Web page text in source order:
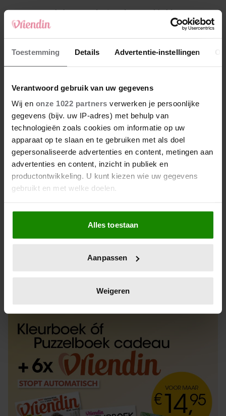
Toestemming Details Advertentie-instellingen
Verantwoord gebruik van uw gegevens
Wij en onze 1022 partners verwerken je persoonlijke
gegevens (bijv. uw IP-adres) met behulp van
technologieën zoals cookies om informatie op uw
apparaat op te slaan en te gebruiken met als doel
gepersonaliseerde advertenties en content, metingen aan
advertenties en content, inzicht in publiek en
productontwikkeling. U kunt kiezen wie uw gegevens
gebruikt en met welke doelen.
Als u het toestaat, willen we ook graag:
Informatie verzamelen over uw geografische
locatie, die tot een paar meter nauwkeurig kan zijn
scannen op specifieke eigenschappen (fingerprinting)
verwerkt en stel uw voorkeuren in het
intrekken in de Cookieverklaring.
We gebruiken cookies om content en advertenties te
personaliseren, om functies voor social media te bieden
en om ons websiteverkeer te analyseren. Ook delen we
informatie over uw gebruik van onze site met onze
partners voor social media, adverteren en analyse. Deze
partners kunnen deze gegevens combineren met andere
informatie die u aan ze heeft verstrekt of die ze hebben
Alles toestaan
Aanpassen
Weigeren
4 Makelaar Mandy: ‘Vrijdagavond belde Bart.
Hij sprak eng kalm’
5 Makelaar Mandy: ‘Judith typt… En deze keer
durf ik bijna niet te lezen wat er komt’
Nieuw